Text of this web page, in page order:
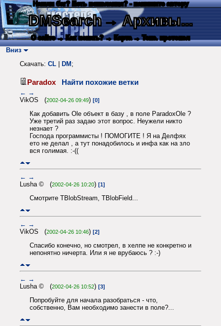
Нашли баг? Есть пожелания? - напишите автору
DMSearch→ Архивы...
О сайте → Как искать? → Карта → Текс. протокол
Вниз
Скачать: CL DM ;
Paradox Найти похожие ветки
← →
VikOS (2002-04-26 09:49) [0]
Как добавить Ole объект в базу , в поле ParadoxOle ?
Уже третий раз задаю этот вопрос. Неужели никто
незнает ?
Господа программисты ! ПОМОГИТЕ ! Я на Делфях
ето не делал , а тут понадобилось и инфа как на зло
вся голимая. :-((
← →
Lusha © (2002-04-26 10:20) [1]
Смотрите TBlobStream, TBlobField...
← →
VikOS (2002-04-26 10:46) [2]
Спасибо конечно, но смотрел, в хелпе не конкретно и
непонятно ничерта. Или я не врубаюсь ? :-)
← →
Lusha © (2002-04-26 10:52) [3]
Попробуйте для начала разобраться - что,
собственно, Вам необходимо занести в поле?...